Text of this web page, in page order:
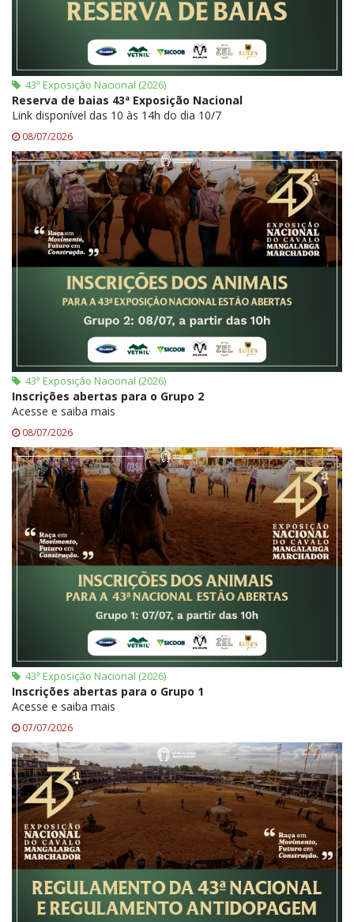
43ª Exposição Nacional (2026)
Reserva de baias 43ª Exposição Nacional
Link disponível das 10 às 14h do dia 10/7
08/07/2026
43ª Exposição Nacional (2026)
Inscrições abertas para o Grupo 2
Acesse e saiba mais
08/07/2026
43ª Exposição Nacional (2026)
Inscrições abertas para o Grupo 1
Acesse e saiba mais
07/07/2026